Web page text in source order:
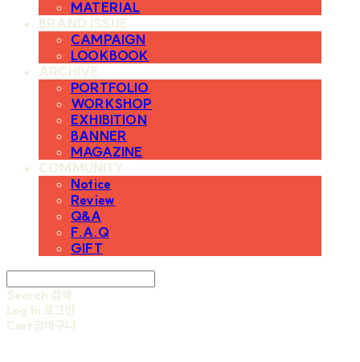
MATERIAL
BRAND ISSUE
CAMPAIGN
LOOKBOOK
ARCHIVE
PORTFOLIO
WORKSHOP
EXHIBITION
BANNER
MAGAZINE
COMMUNITY
Notice
Review
Q&A
F.A.Q
GIFT
Search 검색
Log In 로그인
Cart장바구니